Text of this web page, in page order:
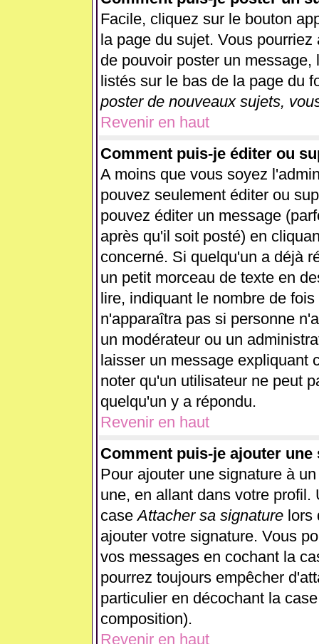
Facile, cliquez sur le bouton
la page du sujet. Vous
de pouvoir poster un
listés sur le bas de la page du
poster de nouveaux sujets,
Revenir en haut
Comment puis-je éditer ou
A moins que vous soyez
pouvez seulement éditer ou
pouvez éditer un message
après qu'il soit posté) en
concerné. Si quelqu'un a déjà
un petit morceau de texte en
lire, indiquant le nombre de
n'apparaîtra pas si personne
un modérateur ou un
laisser un message expliquant
noter qu'un utilisateur ne peut
quelqu'un y a répondu.
Revenir en haut
Comment puis-je ajouter
Pour ajouter une signature à
une, en allant dans votre
caseAttacher sa signaturelors
ajouter votre signature. Vous
vos messages en cochant la
pourrez toujours empêcher
particulier en décochant la
composition).
Revenir en haut